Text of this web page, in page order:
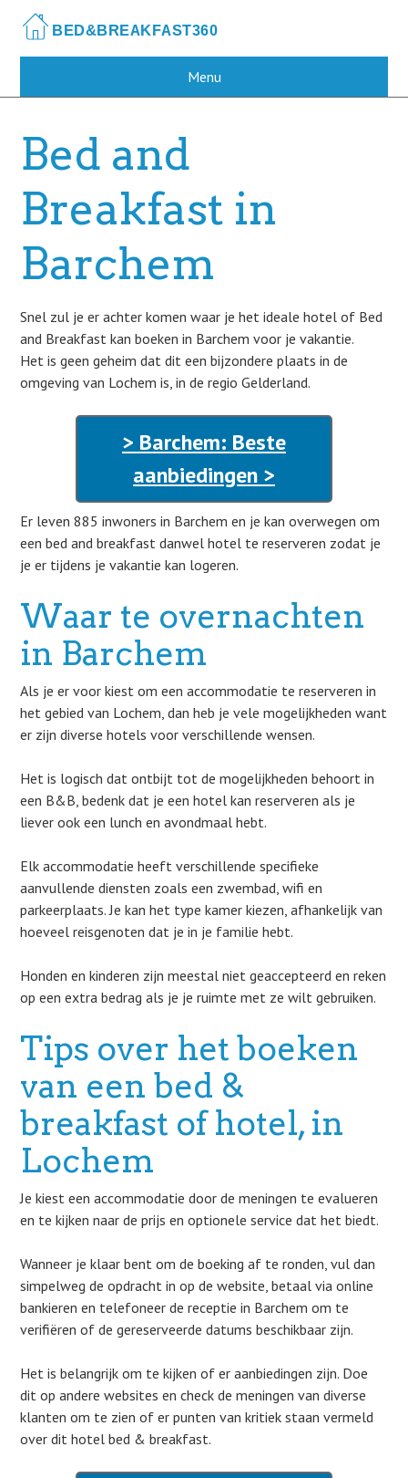
main
Menu
Bed and
Breakfast in
Barchem
Snel zul je er achter komen waar je het ideale hotel of Bed
and Breakfast kan boeken in Barchem voor je vakantie.
Het is geen geheim dat dit een bijzondere plaats in de
omgeving van Lochem is, in de regio Gelderland.
> Barchem: Beste
aanbiedingen >
Er leven 885 inwoners in Barchem en je kan overwegen om
een bed and breakfast danwel hotel te reserveren zodat je
je er tijdens je vakantie kan logeren.
Waar te overnachten
in Barchem
Als je er voor kiest om een accommodatie te reserveren in
het gebied van Lochem, dan heb je vele mogelijkheden want
er zijn diverse hotels voor verschillende wensen.
Het is logisch dat ontbijt tot de mogelijkheden behoort in
een B&B, bedenk dat je een hotel kan reserveren als je
liever ook een lunch en avondmaal hebt.
Elk accommodatie heeft verschillende specifieke
aanvullende diensten zoals een zwembad, wifi en
parkeerplaats. Je kan het type kamer kiezen, afhankelijk van
hoeveel reisgenoten dat je in je familie hebt.
Honden en kinderen zijn meestal niet geaccepteerd en reken
op een extra bedrag als je je ruimte met ze wilt gebruiken.
Tips over het boeken
van een bed &
breakfast of hotel, in
Lochem
Je kiest een accommodatie door de meningen te evalueren
en te kijken naar de prijs en optionele service dat het biedt.
Wanneer je klaar bent om de boeking af te ronden, vul dan
simpelweg de opdracht in op de website, betaal via online
bankieren en telefoneer de receptie in Barchem om te
verifiëren of de gereserveerde datums beschikbaar zijn.
Het is belangrijk om te kijken of er aanbiedingen zijn. Doe
dit op andere websites en check de meningen van diverse
klanten om te zien of er punten van kritiek staan vermeld
over dit hotel bed & breakfast.